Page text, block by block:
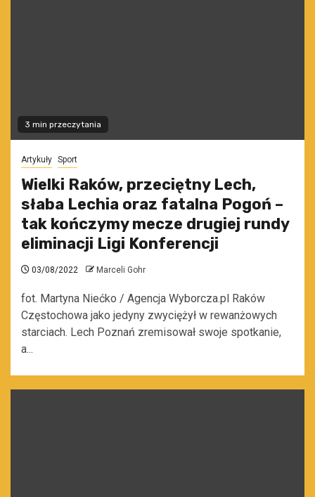
3 min przeczytania
Artykuły Sport
Wielki Raków, przeciętny Lech,
słaba Lechia oraz fatalna Pogoń –
tak kończymy mecze drugiej rundy
eliminacji Ligi Konferencji
03/08/2022 Marceli Gohr
fot. Martyna Niećko / Agencja Wyborcza.pl Raków
Częstochowa jako jedyny zwyciężył w rewanżowych
starciach. Lech Poznań zremisował swoje spotkanie,
a...